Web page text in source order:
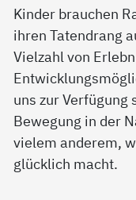
Kinder brauchen
ihren Tatendrang
Vielzahl von
uns zur Verfügung
Bewegung in der
vielem anderem,
glücklich macht.